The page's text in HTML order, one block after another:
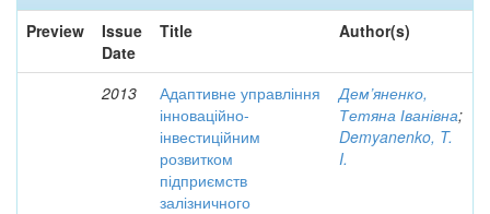
Preview
Issue
Date
Title Author(s)
2013
Адаптивне управління
інноваційно-
інвестиційним
розвитком
підприємств
залізничного
Дем’яненко,
Тетяна Іванівна;
Demyanenko, T.
I.